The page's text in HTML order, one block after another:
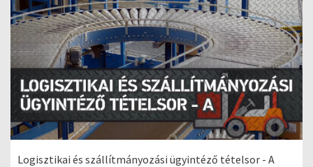
Logisztikai és szállítmányozási ügyintéző tételsor - A